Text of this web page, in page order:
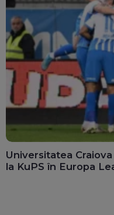
Universitatea
la KuPS în Europa